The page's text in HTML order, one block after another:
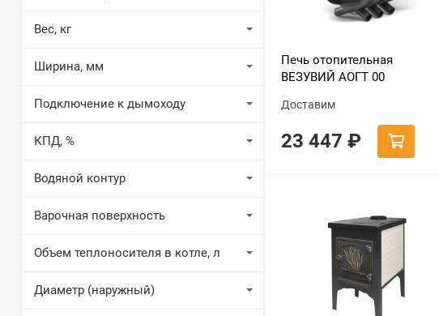
Вес, кг
Ширина, мм
Подключение к дымоходу
КПД, %
Водяной контур
Варочная поверхность
Объем теплоносителя в котле, л
Диаметр (наружный)
Печь отопительная
ВЕЗУВИЙ АОГТ 00
Доставим
23 447 ₽